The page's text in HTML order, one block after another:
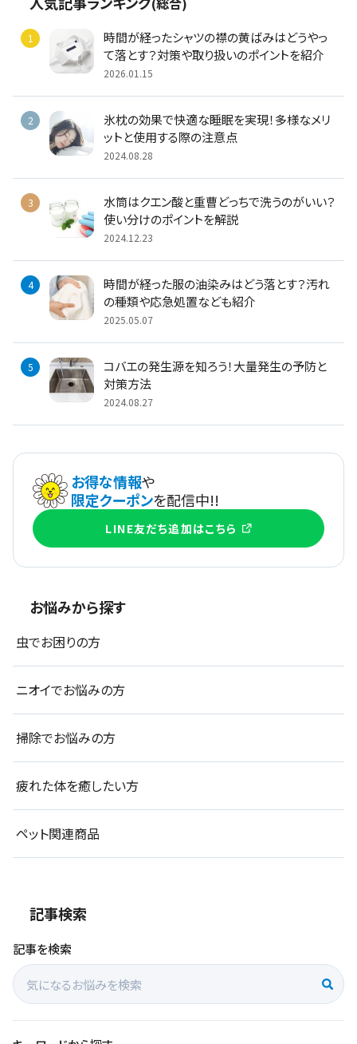
時間が経ったシャツの襟の黄ばみはどうやっ
て落とす？対策や取り扱いのポイントを紹介
2026.01.15
氷枕の効果で快適な睡眠を実現！多様なメリ
ットと使用する際の注意点
2024.08.28
水筒はクエン酸と重曹どっちで洗うのがいい？
使い分けのポイントを解説
2024.12.23
時間が経った服の油染みはどう落とす？汚れ
の種類や応急処置なども紹介
2025.05.07
コバエの発生源を知ろう！大量発生の予防と
対策方法
2024.08.27
お得な情報や
限定クーポンを配信中!!
LINE友だち追加はこちら
お悩みから探す
虫でお困りの方
ニオイでお悩みの方
掃除でお悩みの方
疲れた体を癒したい方
ペット関連商品
記事検索
記事を検索